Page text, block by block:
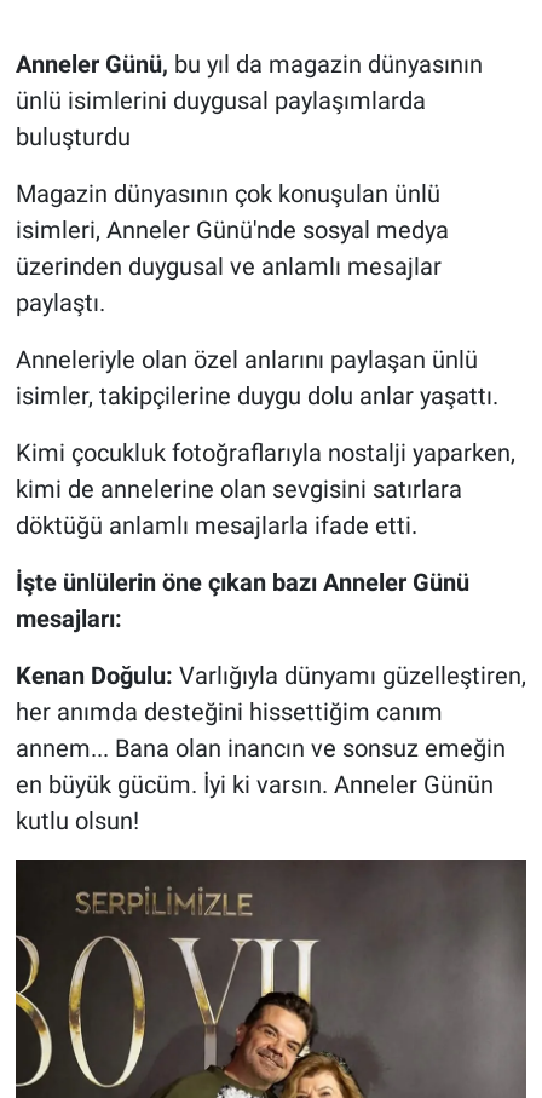
Anneler Günü, bu yıl da magazin dünyasının
ünlü isimlerini duygusal paylaşımlarda
buluşturdu
Magazin dünyasının çok konuşulan ünlü
isimleri, Anneler Günü'nde sosyal medya
üzerinden duygusal ve anlamlı mesajlar
paylaştı.
Anneleriyle olan özel anlarını paylaşan ünlü
isimler, takipçilerine duygu dolu anlar yaşattı.
Kimi çocukluk fotoğraflarıyla nostalji yaparken,
kimi de annelerine olan sevgisini satırlara
döktüğü anlamlı mesajlarla ifade etti.
İşte ünlülerin öne çıkan bazı Anneler Günü
mesajları:
Kenan Doğulu: Varlığıyla dünyamı güzelleştiren,
her anımda desteğini hissettiğim canım
annem... Bana olan inancın ve sonsuz emeğin
en büyük gücüm. İyi ki varsın. Anneler Günün
kutlu olsun!